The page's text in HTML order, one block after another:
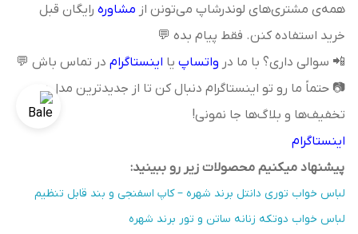
همه‌ی مشتری‌های لوندرشاپ می‌تونن از مشاوره رایگان قبل
خرید استفاده کنن. فقط پیام بده 💬
📲 سوالی داری؟ با ما در واتساپ یا اینستاگرام در تماس باش 💬
📷 حتماً ما رو تو اینستاگرام دنبال کن تا از جدیدترین مدل‌ها،
تخفیف‌ها و بلاگ‌ها جا نمونی!
اینستاگرام
پیشنهاد میکنیم محصولات زیر رو ببینید:
لباس خواب توری دانتل برند شهره – کاپ اسفنجی و بند قابل تنظیم
لباس خواب دو‌تکه زنانه ساتن و تور برند شهره